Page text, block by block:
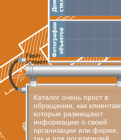
Flash-
элемент
Каталог очень прост в
обращении, как клиентам,
которые размещают
информацию о своей
организации или фирме,